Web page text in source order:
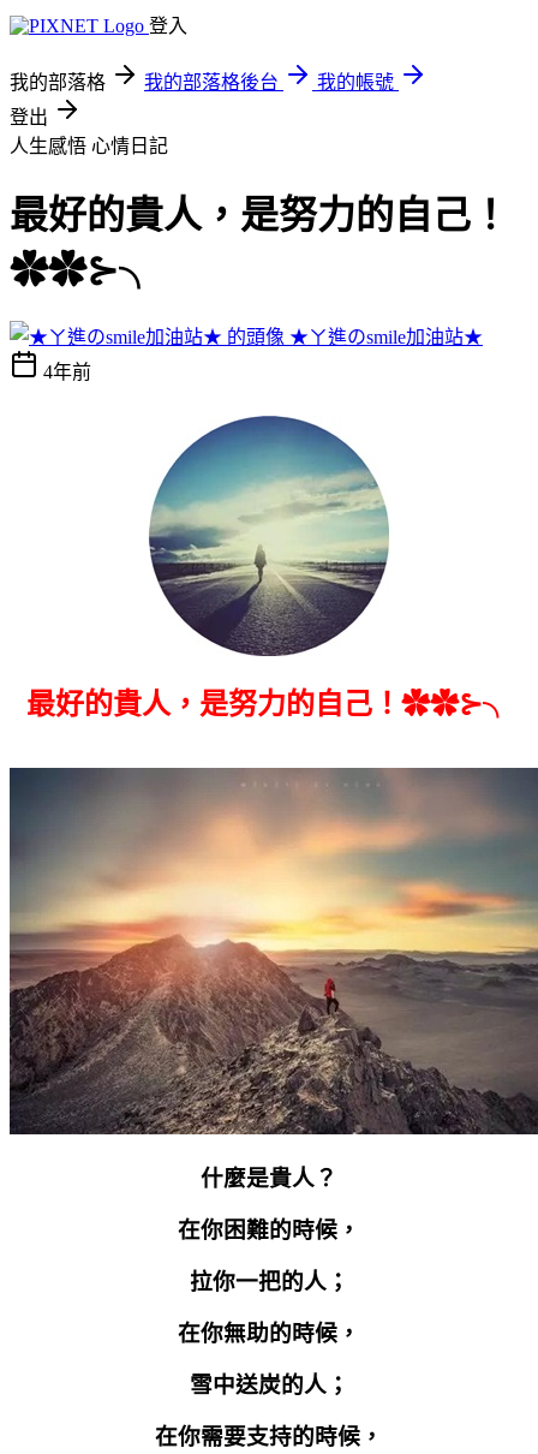
登入
我的部落格 我的部落格後台
我的帳號
登出
人生感悟 心情日記
最好的貴人，是努力的自己！
✿✿⊱╮
★ㄚ進のsmile加油站★
4年前
最好的貴人，是努力的自己！✿✿⊱╮
什麼是貴人？
在你困難的時候，
拉你一把的人；
在你無助的時候，
雪中送炭的人；
在你需要支持的時候，